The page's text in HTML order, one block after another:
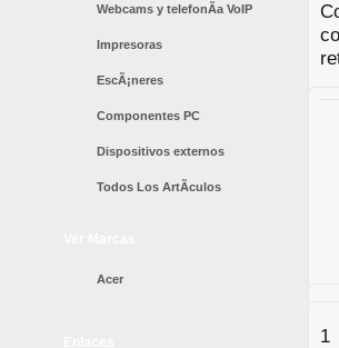
Webcams y telefonÃ­a VoIP
Impresoras
EscÃ¡neres
Componentes PC
Dispositivos externos
Todos Los ArtÃ­culos
Acer
1